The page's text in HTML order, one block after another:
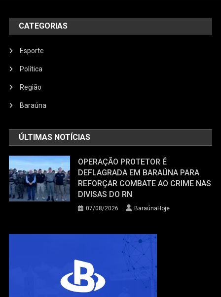
CATEGORIAS
Esporte
Política
Região
Baraúna
ÚLTIMAS NOTÍCIAS
OPERAÇÃO PROTETOR É
DEFLAGRADA EM BARAÚNA PARA
REFORÇAR COMBATE AO CRIME NAS
DIVISAS DO RN
07/08/2026 BaraúnaHoje